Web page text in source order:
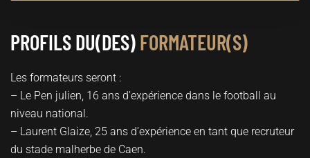
PROFILS DU(DES)FORMATEUR(S)
Les formateurs seront :
– Le Pen julien, 16 ans d’expérience dans le football au
niveau national.
– Laurent Glaize, 25 ans d’expérience en tant que recruteur
du stade malherbe de Caen.